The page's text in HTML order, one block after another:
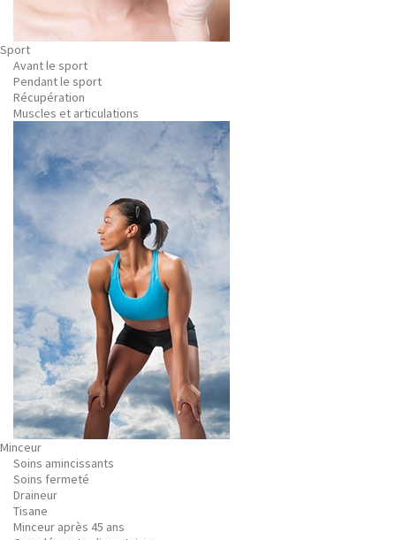
Sport
Avant le sport
Pendant le sport
Récupération
Muscles et articulations
Minceur
Soins amincissants
Soins fermeté
Draineur
Tisane
Minceur après 45 ans